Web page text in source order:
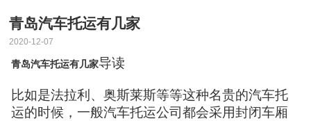
青岛汽车托运有几家
2020-12-07
青岛汽车托运有几家导读
比如是法拉利、奥斯莱斯等等这种名贵的汽车托
运的时候，一般汽车托运公司都会采用封闭车厢